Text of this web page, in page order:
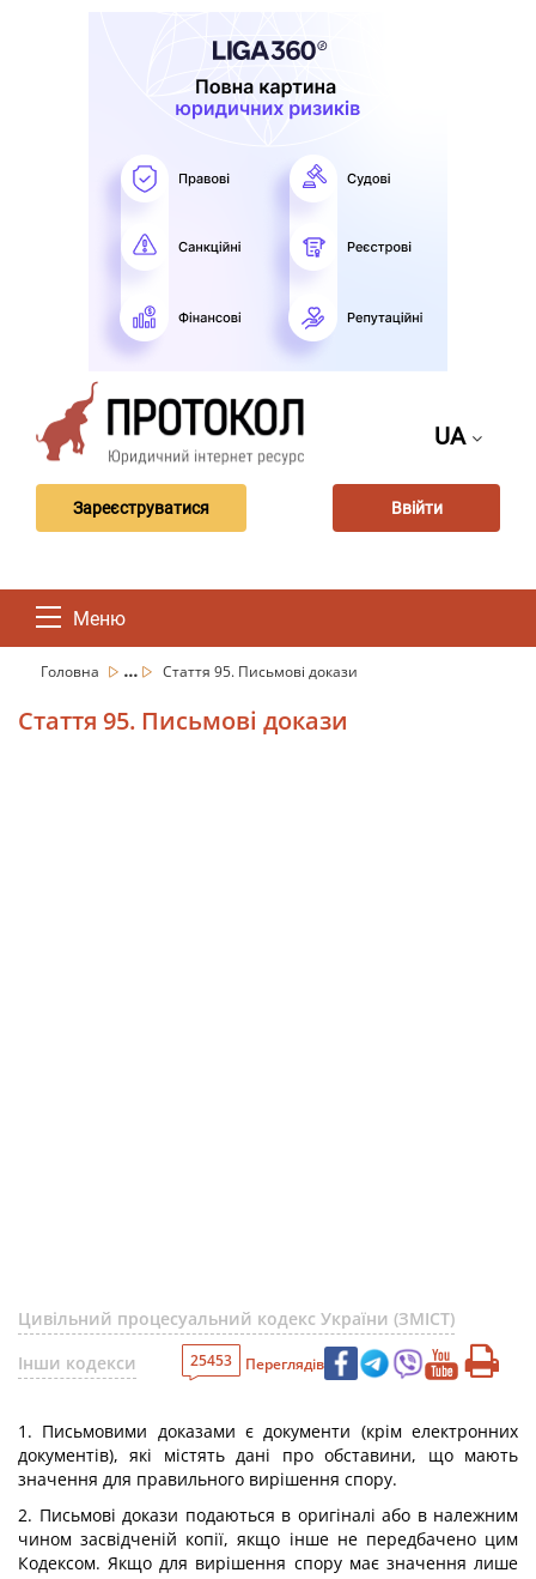
UA
Зареєструватися Ввійти
Меню
Головна ... Стаття 95. Письмові докази
Стаття 95. Письмові докази
Цивільний процесуальний кодекс України (ЗМІСТ)
Інши кодекси
25453 Переглядів
1. Письмовими доказами є документи (крім електронних
документів), які містять дані про обставини, що мають
значення для правильного вирішення спору.
2. Письмові докази подаються в оригіналі або в належним
чином засвідченій копії, якщо інше не передбачено цим
Кодексом. Якщо для вирішення спору має значення лише